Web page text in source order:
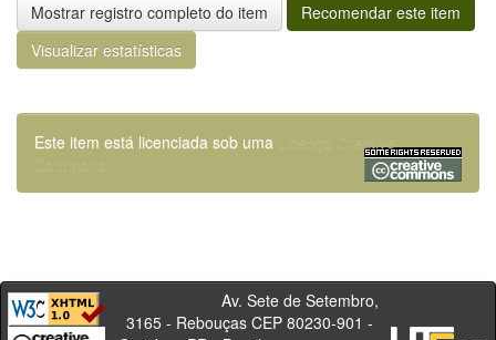
Mostrar registro completo do item
Recomendar este item
Visualizar estatísticas
Este item está licenciada sob uma
Licença Creative
Commons
Av. Sete de Setembro,
3165 - Rebouças CEP 80230-901 -